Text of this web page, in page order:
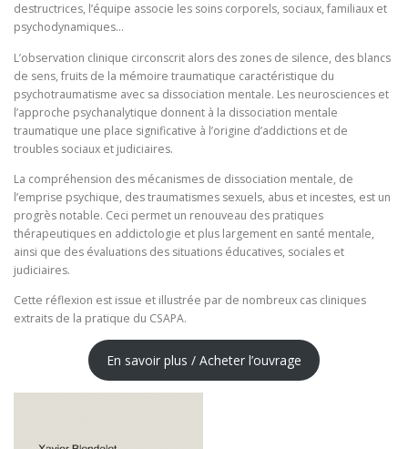
destructrices, l’équipe associe les soins corporels, sociaux, familiaux et
psychodynamiques…
L’observation clinique circonscrit alors des zones de silence, des blancs
de sens, fruits de la mémoire traumatique caractéristique du
psychotraumatisme avec sa dissociation mentale. Les neurosciences et
l’approche psychanalytique donnent à la dissociation mentale
traumatique une place significative à l’origine d’addictions et de
troubles sociaux et judiciaires.
La compréhension des mécanismes de dissociation mentale, de
l’emprise psychique, des traumatismes sexuels, abus et incestes, est un
progrès notable. Ceci permet un renouveau des pratiques
thérapeutiques en addictologie et plus largement en santé mentale,
ainsi que des évaluations des situations éducatives, sociales et
judiciaires.
Cette réflexion est issue et illustrée par de nombreux cas cliniques
extraits de la pratique du CSAPA.
En savoir plus / Acheter l’ouvrage